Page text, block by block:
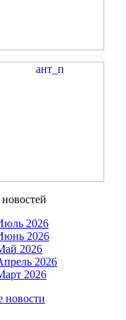
2026
2026
2026
2026
2026
новости